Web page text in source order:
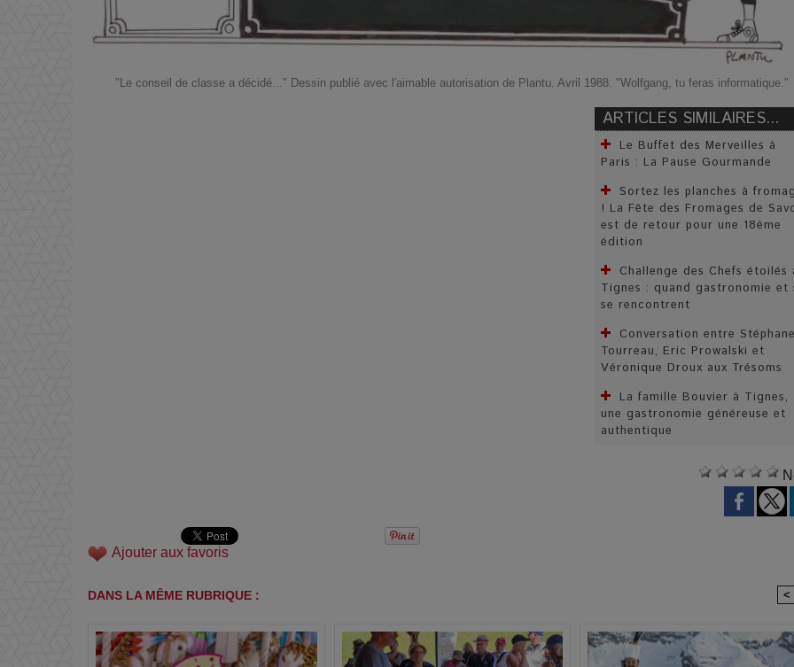
"Le conseil de classe a décidé..." Dessin publié avec l'aimable autorisation de Plantu. Avril 1988. "Wolfgang, tu feras informatique."
ARTICLES SIMILAIRES...
Le Buffet des Merveilles à
Paris : La Pause Gourmande
Sortez les planches à
! La Fête des Fromages de
est de retour pour une 18ème
édition
Challenge des Chefs étoilés
Tignes : quand gastronomie et
se rencontrent
Conversation entre Stéphane
Tourreau, Eric Prowalski et
Véronique Droux aux Trésoms
La famille Bouvier à Tignes,
une gastronomie généreuse et
authentique
Ajouter aux favoris
DANS LA MÊME RUBRIQUE : <